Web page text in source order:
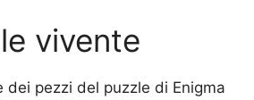
vivente
dei pezzi del puzzle di Enigma